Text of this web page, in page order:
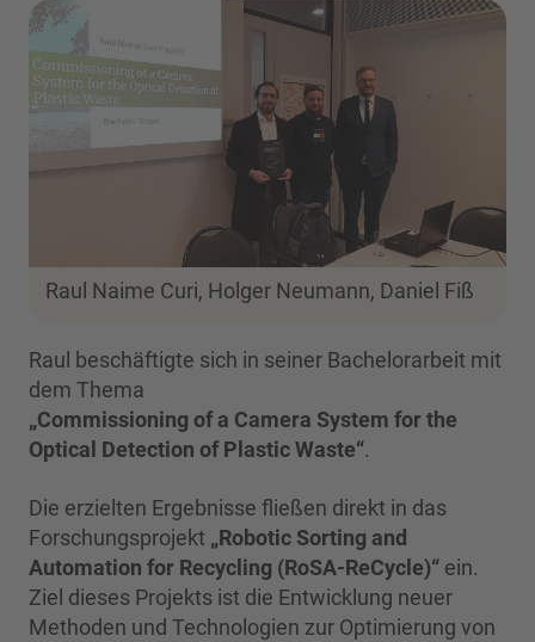
Raul Naime Curi, Holger Neumann, Daniel Fiß
Raul beschäftigte sich in seiner Bachelorarbeit mit
dem Thema
„Commissioning of a Camera System for the
Optical Detection of Plastic Waste“.
Die erzielten Ergebnisse fließen direkt in das
Forschungsprojekt „Robotic Sorting and
Automation for Recycling (RoSA-ReCycle)“ ein.
Ziel dieses Projekts ist die Entwicklung neuer
Methoden und Technologien zur Optimierung von